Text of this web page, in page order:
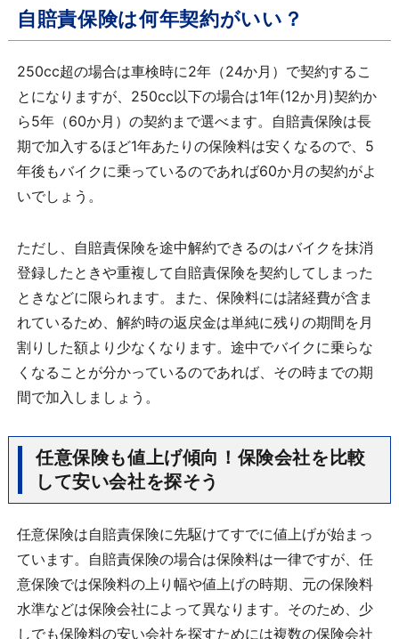
自賠責保険は何年契約がいい？
250cc超の場合は車検時に2年（24か月）で契約するこ
とになりますが、250cc以下の場合は1年(12か月)契約か
ら5年（60か月）の契約まで選べます。自賠責保険は長
期で加入するほど1年あたりの保険料は安くなるので、5
年後もバイクに乗っているのであれば60か月の契約がよ
いでしょう。
ただし、自賠責保険を途中解約できるのはバイクを抹消
登録したときや重複して自賠責保険を契約してしまった
ときなどに限られます。また、保険料には諸経費が含ま
れているため、解約時の返戻金は単純に残りの期間を月
割りした額より少なくなります。途中でバイクに乗らな
くなることが分かっているのであれば、その時までの期
間で加入しましょう。
任意保険も値上げ傾向！保険会社を比較
して安い会社を探そう
任意保険は自賠責保険に先駆けてすでに値上げが始まっ
ています。自賠責保険の場合は保険料は一律ですが、任
意保険では保険料の上り幅や値上げの時期、元の保険料
水準などは保険会社によって異なります。そのため、少
しでも保険料の安い会社を探すためには複数の保険会社